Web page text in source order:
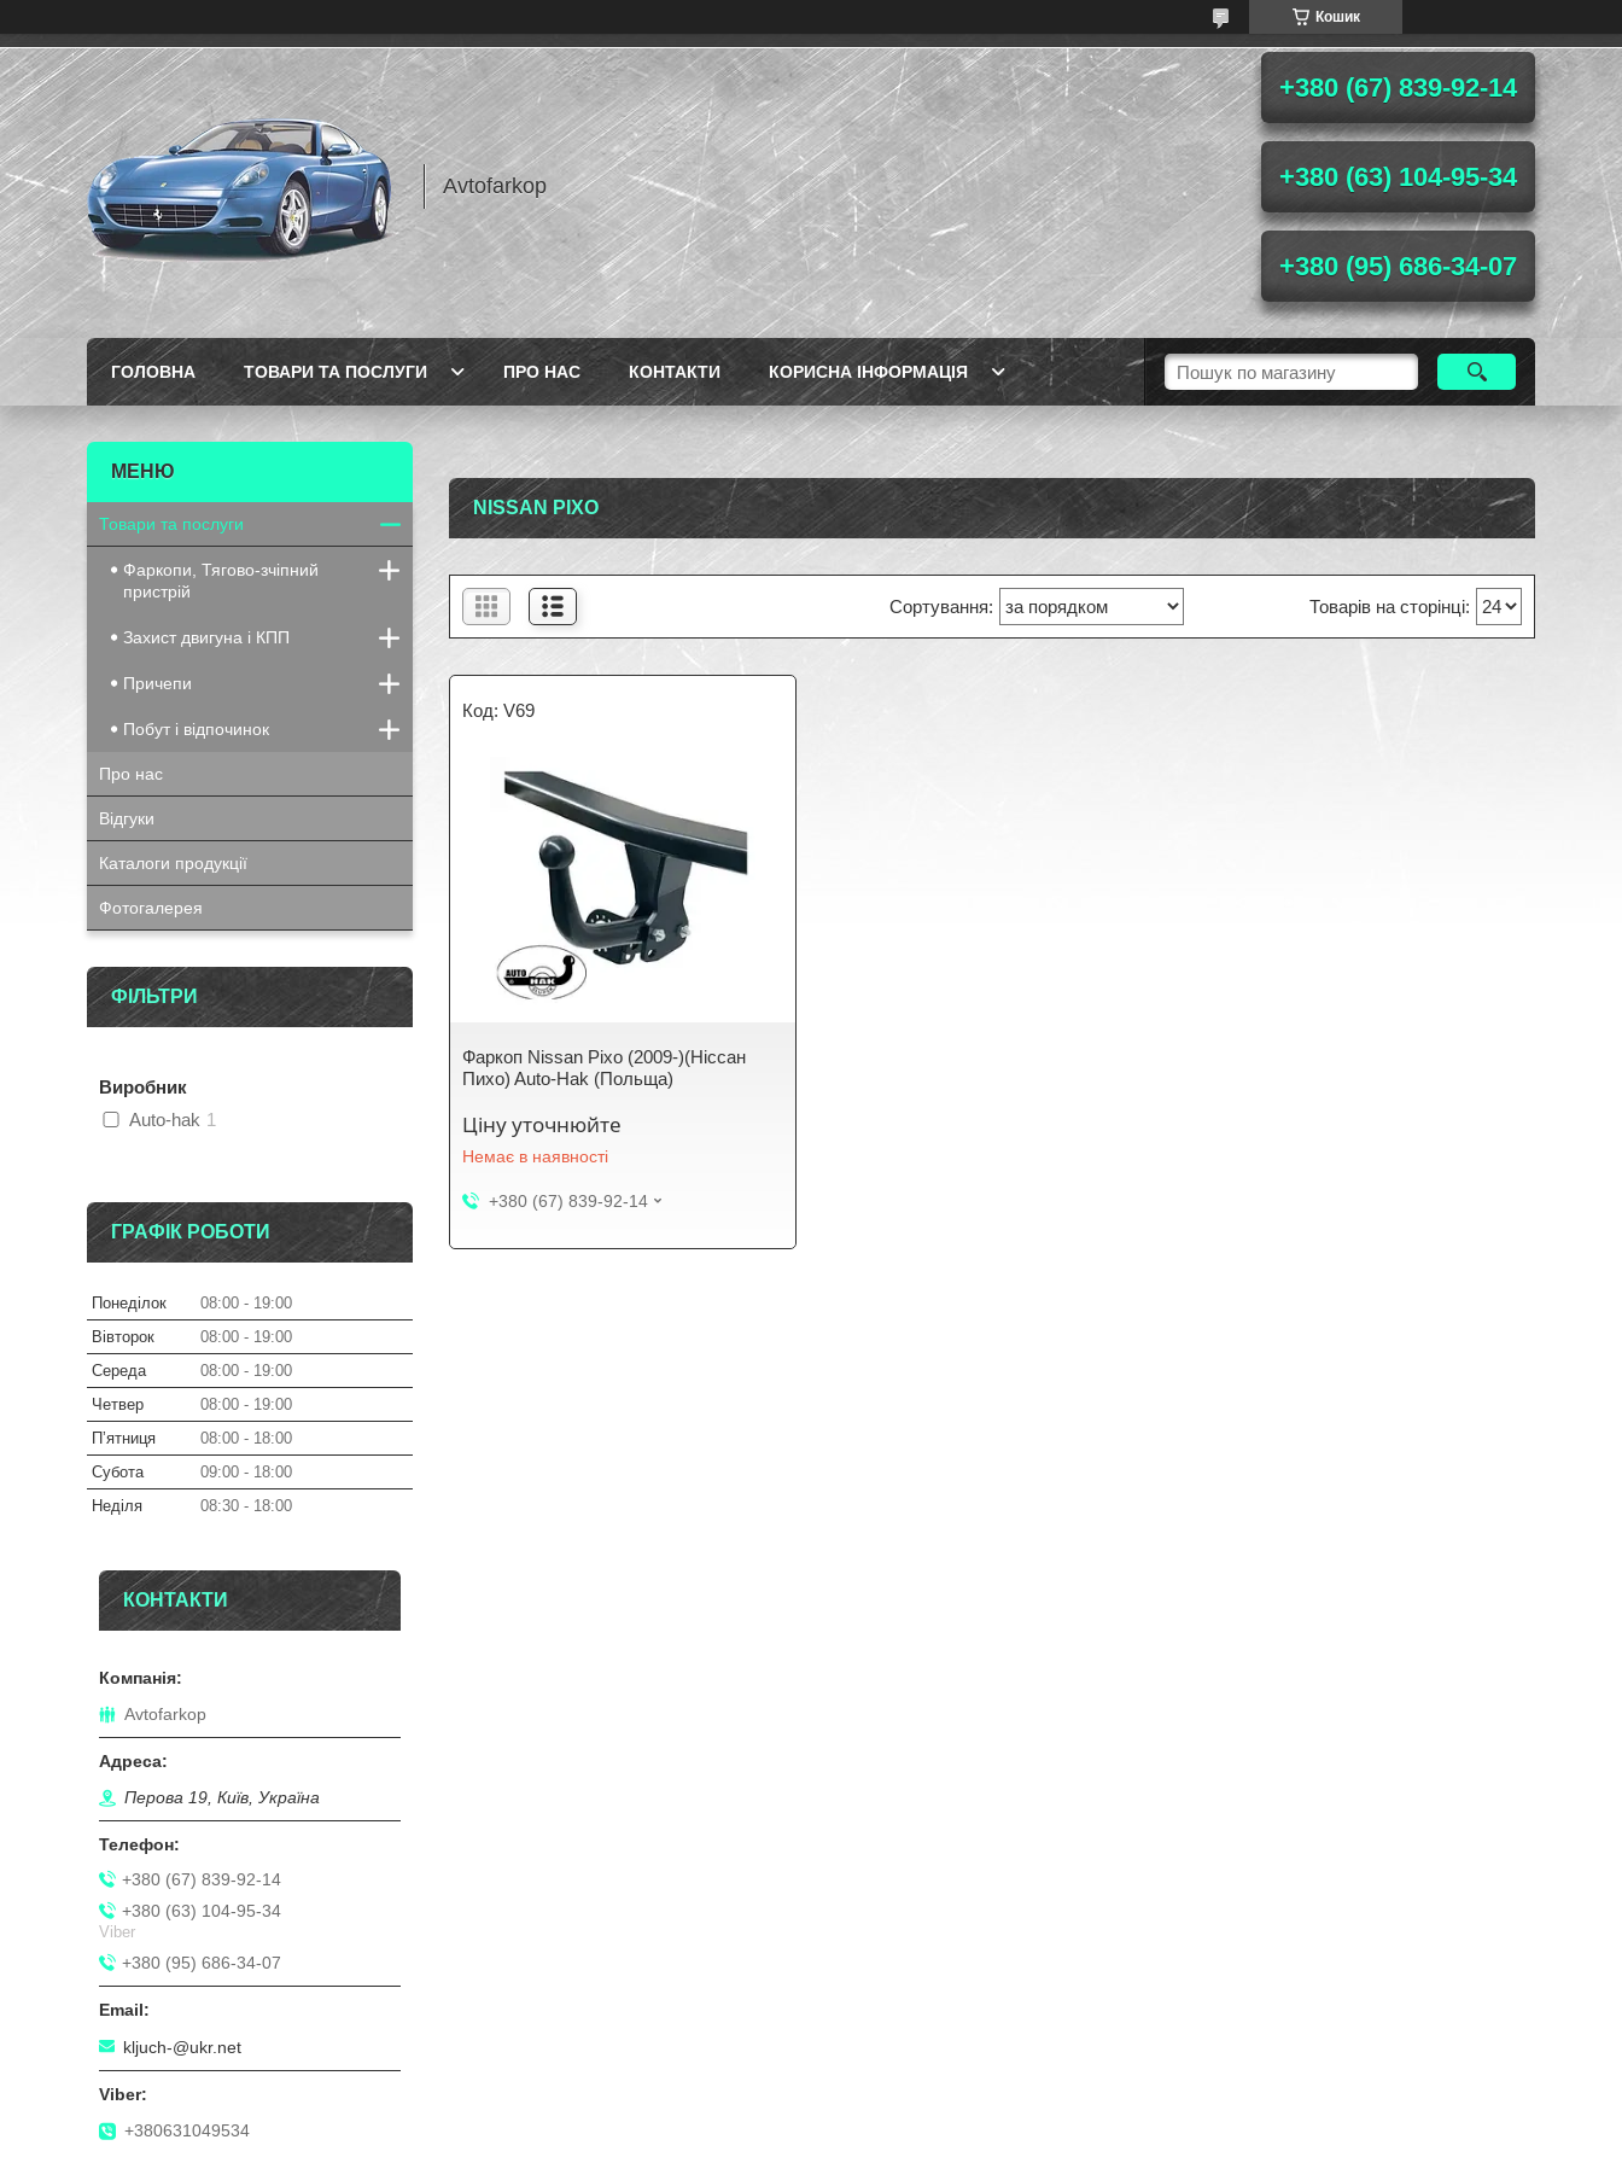
Кошик
Avtofarkop
+380 (67) 839-92-14
+380 (63) 104-95-34
+380 (95) 686-34-07
ГОЛОВНА ТОВАРИ ТА ПОСЛУГИ ПРО НАС КОНТАКТИ КОРИСНА ІНФОРМАЦІЯ
NISSAN PIXO
V69
Фаркоп Nissan Pixo (2009-)(Ніссан
Пихо) Auto-Hak (Польща)
Ціну уточнюйте
Немає в наявності
+380 (67) 839-92-14
Товари та послуги
Фаркопи, Тягово-зчіпний
пристрій
Захист двигуна і КПП
Причепи
Побут і відпочинок
Про нас
Відгуки
Каталоги продукції
Фотогалерея
ФІЛЬТРИ
Виробник
Auto-hak 1
ГРАФІК РОБОТИ
Понеділок 08:00
19:00
Вівторок
08:00
19:00
Середа
08:00
19:00
Четвер
08:00
19:00
Пʼятниця
08:00
18:00
Субота
09:00
18:00
Неділя
08:30 18:00
КОНТАКТИ
Avtofarkop
Перова 19, Київ, Україна
+380 (67) 839-92-14
+380 (63) 104-95-34
Viber
+380 (95) 686-34-07
kljuch-@ukr.net
+380631049534